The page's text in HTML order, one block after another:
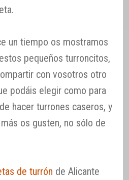
un tiempo os mostramos
pequeños turroncitos,
con vosotros otro
podáis elegir como para
hacer turrones caseros, y
os gusten, no sólo de
de turrón de Alicante